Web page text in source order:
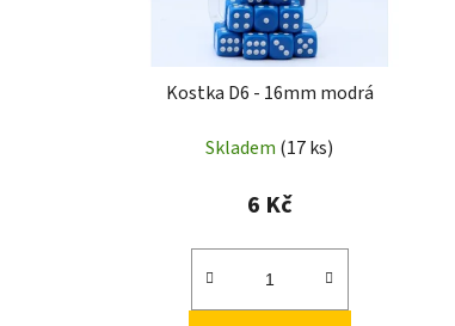
Kostka D6 - 16mm modrá
Skladem (17 ks)
6 Kč